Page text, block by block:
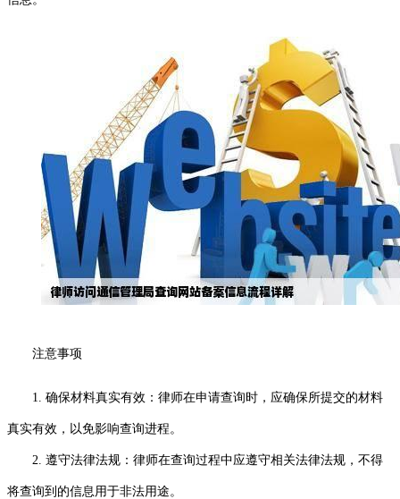
注意事项
1. 确保材料真实有效：律师在申请查询时，应确保所提交的材料
真实有效，以免影响查询进程。
2. 遵守法律法规：律师在查询过程中应遵守相关法律法规，不得
将查询到的信息用于非法用途。